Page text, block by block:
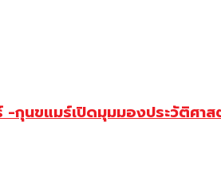
-กุนขแมร์เปิดมุมมองประวัติศา